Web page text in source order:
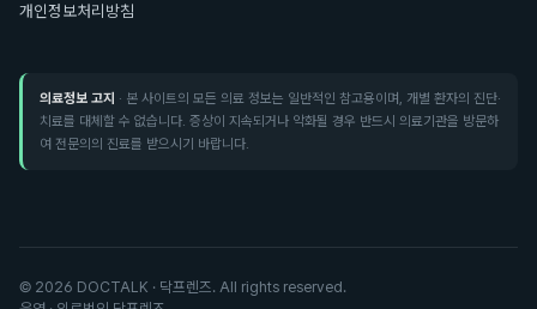
개인정보처리방침
의료정보 고지 · 본 사이트의 모든 의료 정보는 일반적인 참고용이며, 개별 환자의 진단·
치료를 대체할 수 없습니다. 증상이 지속되거나 악화될 경우 반드시 의료기관을 방문하
여 전문의의 진료를 받으시기 바랍니다.
© 2026 DOCTALK · 닥프렌즈. All rights reserved.